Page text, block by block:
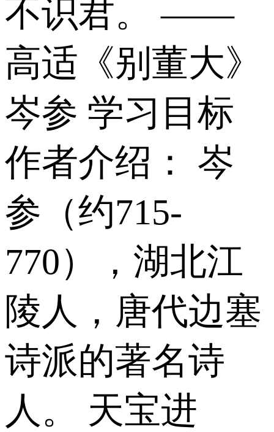
不识君。 ——
高适《别董大》
岑参 学习目标
作者介绍： 岑
参（约715-
770），湖北江
陵人，唐代边塞
诗派的著名诗
人。 天宝进